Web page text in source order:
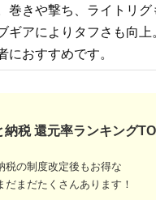
速連射 飯田市 長野県
信州 南信州 | 長野県
飯田市
巻きや撃ち、ライトリ
ギアによりタフさも向
おすすめです。
納税 還元率ランキング
税の制度改定後もお得な
だまだたくさんあります！